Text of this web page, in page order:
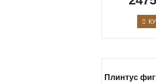
Плинтус